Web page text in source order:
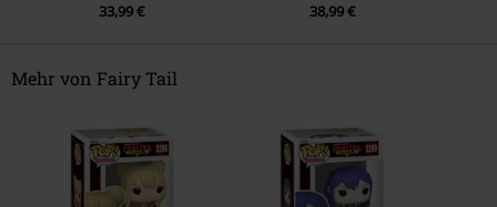
33,99 € 38,99 €
Mehr von Fairy Tail